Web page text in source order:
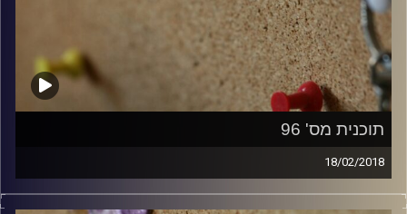
תוכנית מס' 96
18/02/2018
קלאסיקות רוק עם אורן הוף.